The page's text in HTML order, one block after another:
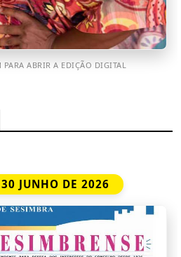
ABRIR A EDIÇÃO DIGITAL
JUNHO DE 2026